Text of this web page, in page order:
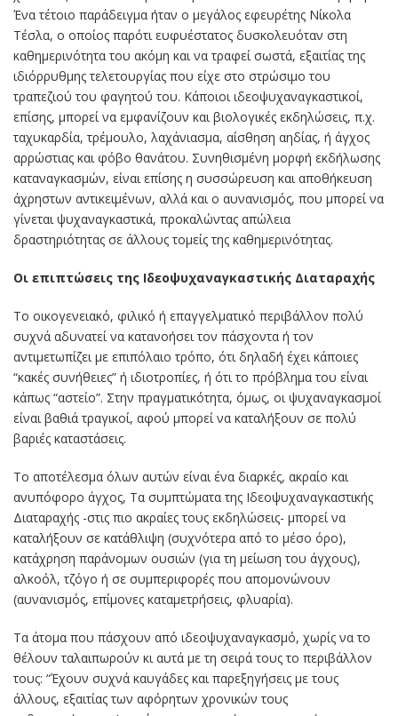
Ένα τέτοιο παράδειγμα ήταν ο μεγάλος εφευρέτης Νίκολα
Τέσλα, ο οποίος παρότι ευφυέστατος δυσκολευόταν στη
καθημερινότητα του ακόμη και να τραφεί σωστά, εξαιτίας της
ιδιόρρυθμης τελετουργίας που είχε στο στρώσιμο του
τραπεζιού του φαγητού του. Κάποιοι ιδεοψυχαναγκαστικοί,
επίσης, μπορεί να εμφανίζουν και βιολογικές εκδηλώσεις, π.χ.
ταχυκαρδία, τρέμουλο, λαχάνιασμα, αίσθηση αηδίας, ή άγχος
αρρώστιας και φόβο θανάτου. Συνηθισμένη μορφή εκδήλωσης
καταναγκασμών, είναι επίσης η συσσώρευση και αποθήκευση
άχρηστων αντικειμένων, αλλά και ο αυνανισμός, που μπορεί να
γίνεται ψυχαναγκαστικά, προκαλώντας απώλεια
δραστηριότητας σε άλλους τομείς της καθημερινότητας.
Οι επιπτώσεις της Ιδεοψυχαναγκαστικής Διαταραχής
Το οικογενειακό, φιλικό ή επαγγελματικό περιβάλλον πολύ
συχνά αδυνατεί να κατανοήσει τον πάσχοντα ή τον
αντιμετωπίζει με επιπόλαιο τρόπο, ότι δηλαδή έχει κάποιες
“κακές συνήθειες” ή ιδιοτροπίες, ή ότι το πρόβλημα του είναι
κάπως “αστείο”. Στην πραγματικότητα, όμως, οι ψυχαναγκασμοί
είναι βαθιά τραγικοί, αφού μπορεί να καταλήξουν σε πολύ
βαριές καταστάσεις.
Το αποτέλεσμα όλων αυτών είναι ένα διαρκές, ακραίο και
ανυπόφορο άγχος, Τα συμπτώματα της Ιδεοψυχαναγκαστικής
Διαταραχής -στις πιο ακραίες τους εκδηλώσεις- μπορεί να
καταλήξουν σε κατάθλιψη (συχνότερα από το μέσο όρο),
κατάχρηση παράνομων ουσιών (για τη μείωση του άγχους),
αλκοόλ, τζόγο ή σε συμπεριφορές που απομονώνουν
(αυνανισμός, επίμονες καταμετρήσεις, φλυαρία).
Τα άτομα που πάσχουν από ιδεοψυχαναγκασμό, χωρίς να το
θέλουν ταλαιπωρούν κι αυτά με τη σειρά τους το περιβάλλον
τους: “Έχουν συχνά καυγάδες και παρεξηγήσεις με τους
άλλους, εξαιτίας των αφόρητων χρονικών τους